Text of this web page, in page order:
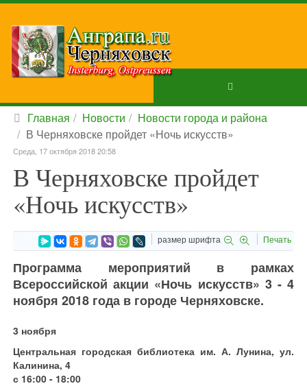
Главная Новости
Новости города и района
В Черняховске пройдет «Ночь искусств»
Среда, 17 октября 2018 20:58
В Черняховске пройдет
«Ночь искусств»
размер шрифта Печать
Программа мероприятий в рамках
Всероссийской акции «Ночь искусств» 3 - 4
ноября 2018 года в городе Черняховске.
3 ноября
Центральная городская библиотека им. А. Лунина, ул.
Калинина, 4
с 16:00 - 18:00